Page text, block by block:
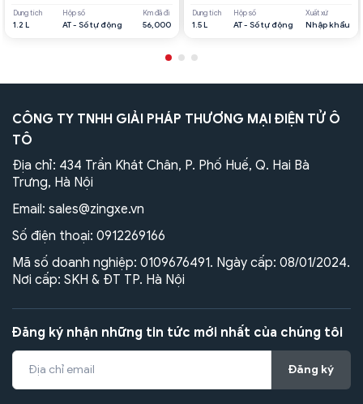
Dung tích
1.2 L
Hộp số
AT - Số tự động
Km đã đi
56,000
Dung tích
1.5 L
Hộp số
AT - Số tự động
Xuất xứ
Nhập khẩu
CÔNG TY TNHH GIẢI PHÁP THƯƠNG MẠI ĐIỆN TỬ Ô
TÔ
Địa chỉ: 434 Trần Khát Chân, P. Phố Huế, Q. Hai Bà
Trưng, Hà Nội
Email: sales@zingxe.vn
Số điện thoại: 0912269166
Mã số doanh nghiệp: 0109676491. Ngày cấp: 08/01/2024.
Nơi cấp: SKH & ĐT TP. Hà Nội
Đăng ký nhận những tin tức mới nhất của chúng tôi
Đăng ký